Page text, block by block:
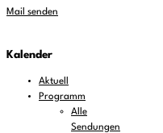
Mail senden
Kalender
Aktuell
Programm
Alle
Sendungen